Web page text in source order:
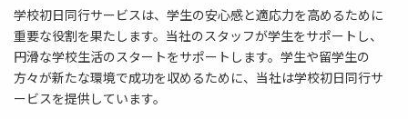
学校初日同行サービスは、学生の安心感と適応力を高めるために
重要な役割を果たします。当社のスタッフが学生をサポートし、
円滑な学校生活のスタートをサポートします。学生や留学生の
方々が新たな環境で成功を収めるために、当社は学校初日同行サ
ービスを提供しています。